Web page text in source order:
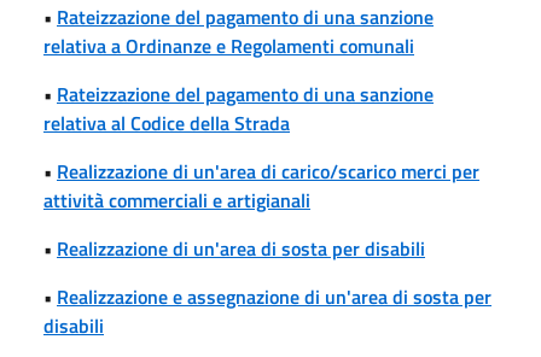
• Rateizzazione del pagamento di una sanzione
relativa a Ordinanze e Regolamenti comunali
• Rateizzazione del pagamento di una sanzione
relativa al Codice della Strada
• Realizzazione di un'area di carico/scarico merci per
attività commerciali e artigianali
• Realizzazione di un'area di sosta per disabili
• Realizzazione e assegnazione di un'area di sosta per
disabili